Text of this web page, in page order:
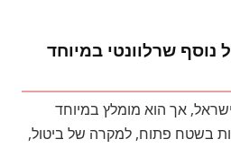
נוסף שרלוונטי במיוחד
אך הוא מומלץ במיוחד
בשטח פתוח, למקרה של ביטול,